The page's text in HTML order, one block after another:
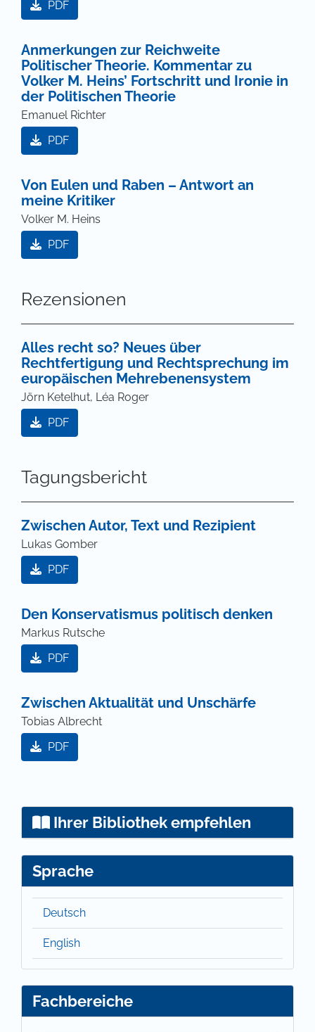
PDF
Anmerkungen zur Reichweite
Politischer Theorie. Kommentar zu
Volker M. Heins’ Fortschritt und Ironie in
der Politischen Theorie
Emanuel Richter
PDF
Von Eulen und Raben – Antwort an
meine Kritiker
Volker M. Heins
PDF
Rezensionen
Alles recht so? Neues über
Rechtfertigung und Rechtsprechung im
europäischen Mehrebenensystem
Jörn Ketelhut, Léa Roger
PDF
Tagungsbericht
Zwischen Autor, Text und Rezipient
Lukas Gomber
PDF
Den Konservatismus politisch denken
Markus Rutsche
PDF
Zwischen Aktualität und Unschärfe
Tobias Albrecht
PDF
Ihrer Bibliothek empfehlen
Sprache
Deutsch
English
Fachbereiche